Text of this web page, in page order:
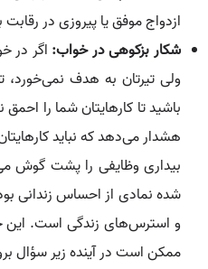
ازدواج موفق یا پیروزی در
شکار بزکوهی در خواب: اگر در
ولی تیرتان به هدف نمی‌خورد،
باشید تا کارهایتان شما را
هشدار می‌دهد که نباید
بیداری وظایفی را پشت گوش
شده نمادی از احساس زندانی
و استرس‌های زندگی است. این
ممکن است در آینده زیر سؤال